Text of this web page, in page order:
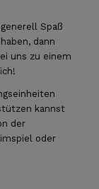
Spaß
dann
uns zu einem
kannst
der
oder